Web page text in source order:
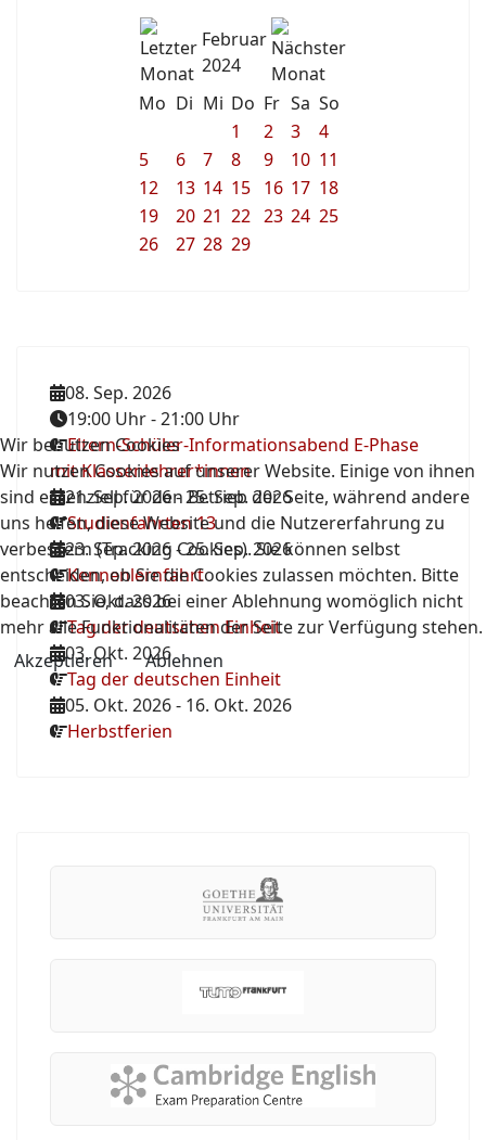
Februar
2024
Mo Di Mi Do Fr Sa So
1
2 3
4
5
6 7 8 9 10 11
12
13 14 15 16 17 18
19
20 21 22 23 24 25
26
27 28 29
08. Sep. 2026
19:00 Uhr-21:00 Uhr
Eltern-Schüler-Informationsabend E-Phase
mit Klassenlehrer*innen
21. Sep. 2026-25. Sep. 2026
Studienfahrten 13
23. Sep. 2026-25. Sep. 2026
Kennenlernfahrt
03. Okt. 2026
Tag der deutschen Einheit
03. Okt. 2026
Tag der deutschen Einheit
05. Okt. 2026- 16. Okt. 2026
Herbstferien
Wir benutzen Cookies
Wir nutzen Cookies auf unserer Website. Einige von ihnen
sind essenziell für den Betrieb der Seite, während andere
uns helfen, diese Website und die Nutzererfahrung zu
verbessern (Tracking Cookies). Sie können selbst
entscheiden, ob Sie die Cookies zulassen möchten. Bitte
beachten Sie, dass bei einer Ablehnung womöglich nicht
mehr alle Funktionalitäten der Seite zur Verfügung stehen.
Akzeptieren
Ablehnen